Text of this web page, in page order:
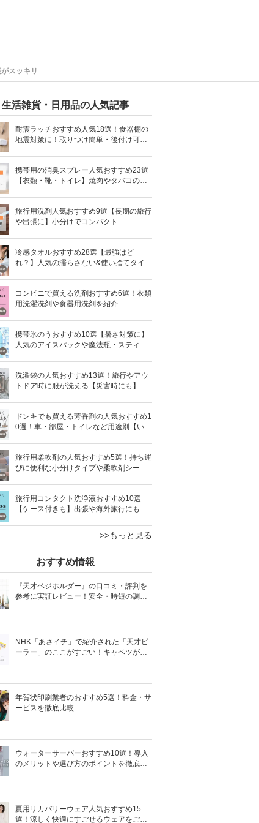
スッキリ
生活雑貨・日用品の人気記事
耐震ラッチおすすめ人気18選！食器棚の
地震対策に！取りつけ簡単・後付け可能
携帯用の消臭スプレー人気おすすめ23選
【衣類・靴・トイレ】焼肉やタバコのニ
旅行用洗剤人気おすすめ9選【長期の旅行
や出張に】小分けでコンパクト
冷感タオルおすすめ28選【最強はど
れ？】人気の濡らさない&使い捨てタイプ
コンビニで買える洗剤おすすめ6選！衣類
用洗濯洗剤や食器用洗剤を紹介
携帯氷のうおすすめ10選【暑さ対策に】
人気のアイスパックや魔法瓶・スティッ
洗濯袋の人気おすすめ13選！旅行やアウ
トドア時に服が洗える【災害時にも】
ドンキでも買える芳香剤の人気おすすめ1
0選！車・部屋・トイレなど用途別【いい
旅行用柔軟剤の人気おすすめ5選！持ち運
びに便利な小分けタイプや柔軟剤シート
旅行用コンタクト洗浄液おすすめ10選
【ケース付きも】出張や海外旅行にも便
>>もっと見る
おすすめ情報
『天才ベジホルダー』の口コミ・評判を
参考に実証レビュー！安全・時短の調理
NHK「あさイチ」で紹介された「天才ピ
ーラー」のここがすごい！キャベツがほ
年賀状印刷業者のおすすめ5選！料金・サ
ービスを徹底比較
ウォーターサーバーおすすめ10選！導入
のメリットや選び方のポイントを徹底解
夏用リカバリーウェア人気おすすめ15
選！涼しく快適にすごせるウェアをご紹